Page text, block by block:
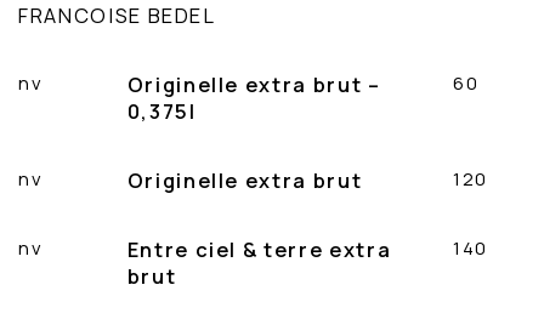
FRANCOISE BEDEL
nv
Originelle extra brut –
0,375l
60
nv Originelle extra brut 120
nv
Entre ciel & terre extra
brut
140